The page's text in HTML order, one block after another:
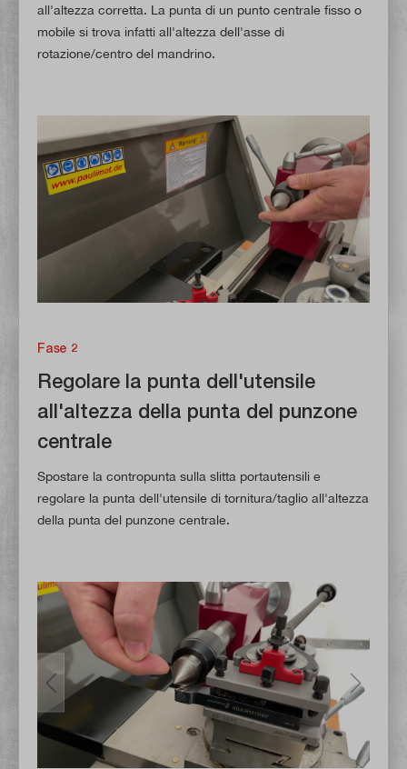
all'altezza corretta. La punta di un punto centrale fisso o
mobile si trova infatti all'altezza dell'asse di
rotazione/centro del mandrino.
Fase 2
Regolare la punta dell'utensile
all'altezza della punta del punzone
centrale
Spostare la contropunta sulla slitta portautensili e
regolare la punta dell'utensile di tornitura/taglio all'altezza
della punta del punzone centrale.